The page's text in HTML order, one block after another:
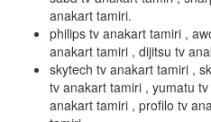
anakart tamiri.
philips tv anakart tamiri ,
anakart tamiri , dijitsu tv
skytech tv anakart tamiri ,
tv anakart tamiri , yumatu
anakart tamiri , profilo tv